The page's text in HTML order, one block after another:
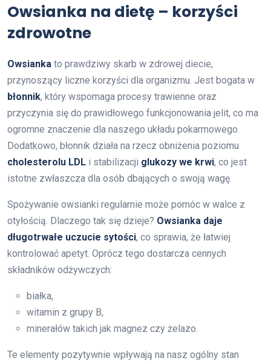
Owsianka na dietę – korzyści
zdrowotne
Owsianka to prawdziwy skarb w zdrowej diecie,
przynoszący liczne korzyści dla organizmu. Jest bogata w
błonnik, który wspomaga procesy trawienne oraz
przyczynia się do prawidłowego funkcjonowania jelit, co ma
ogromne znaczenie dla naszego układu pokarmowego.
Dodatkowo, błonnik działa na rzecz obniżenia poziomu
cholesterolu LDL i stabilizacji glukozy we krwi, co jest
istotne zwłaszcza dla osób dbających o swoją wagę.
Spożywanie owsianki regularnie może pomóc w walce z
otyłością. Dlaczego tak się dzieje? Owsianka daje
długotrwałe uczucie sytości, co sprawia, że łatwiej
kontrolować apetyt. Oprócz tego dostarcza cennych
składników odżywczych:
białka,
witamin z grupy B,
minerałów takich jak magnez czy żelazo.
Te elementy pozytywnie wpływają na nasz ogólny stan